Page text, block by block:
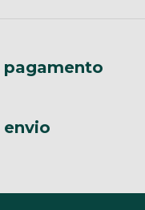
pagamento
envio